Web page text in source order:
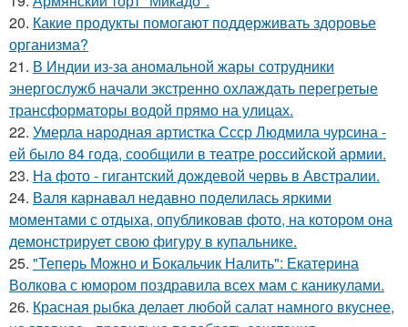
20. Какие продукты помогают поддерживать здоровье
организма?
21. В Индии из-за аномальной жары сотрудники
энергослужб начали экстренно охлаждать перегретые
трансформаторы водой прямо на улицах.
22. Умерла народная артистка Ссср Людмила чурсина -
ей было 84 года, сообщили в театре российской армии.
23. На фото - гигантский дождевой червь в Австралии.
24. Валя карнавал недавно поделилась яркими
моментами с отдыха, опубликовав фото, на котором она
демонстрирует свою фигуру в купальнике.
25. "Теперь Можно и Бокальчик Налить": Екатерина
Волкова с юмором поздравила всех мам с каникулами.
26. Красная рыбка делает любой салат намного вкуснее,